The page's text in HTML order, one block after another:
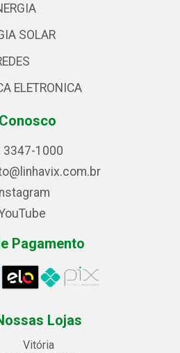
SOLAR
ELETRONICA
3347-1000
Pagamento
Lojas
Vitória